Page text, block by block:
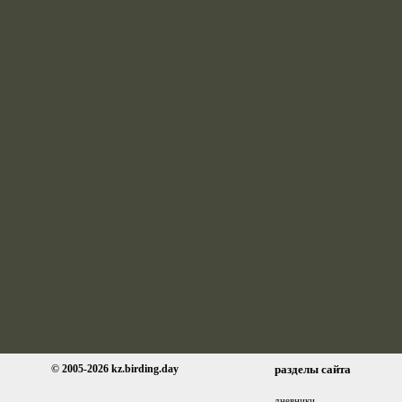
© 2005-2026 kz.birding.day разделы сайта
дневники